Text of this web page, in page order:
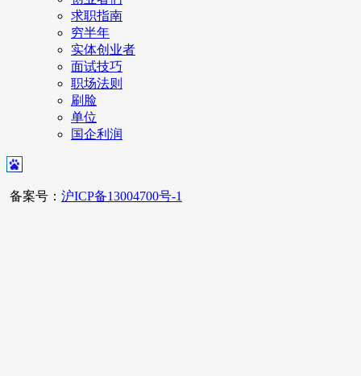
求职指南
穷半年
实体创业者
面试技巧
职场法则
刷脸
单位
国企利润
备案号： 沪ICP备13004700号-1